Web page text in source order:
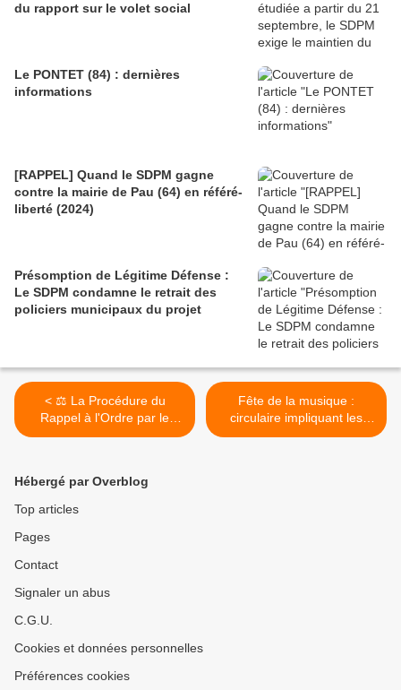
du rapport sur le volet social
Le PONTET (84) : dernières
informations
[RAPPEL] Quand le SDPM gagne
contre la mairie de Pau (64) en référé-
liberté (2024)
Présomption de Légitime Défense :
Le SDPM condamne le retrait des
policiers municipaux du projet
< ⚖ La Procédure du
Rappel à l'Ordre par le
Maire ou son adjoint
Fête de la musique :
circulaire impliquant les
policiers municipaux >
Hébergé par Overblog
Top articles
Pages
Contact
Signaler un abus
C.G.U.
Cookies et données personnelles
Préférences cookies